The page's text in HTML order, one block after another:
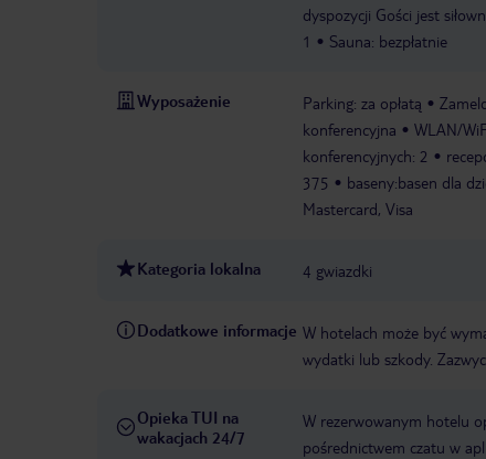
dyspozycji Gości jest
1
Sauna: bezpłatnie
Wyposażenie Parking: za opłatą
konferencyjna
WLAN/
konferencyjnych: 2
375
baseny:basen dla
Mastercard, Visa
Kategoria lokalna 4 gwiazdki
Dodatkowe informacje W hotelach może być
wydatki lub szkody.
Opieka TUI na
wakacjach 24/7
W rezerwowanym hotelu
pośrednictwem czatu w